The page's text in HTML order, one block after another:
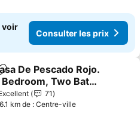
voir
Consulter les prix
Ajouter à mes favoris
De Pescado Rojo.
Two Bath.
Boat Slip In
71
km de : Centre-ville